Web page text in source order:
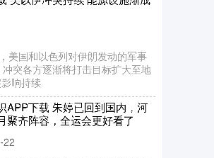
金球奖
国媒体队报独家专访曼城中场拉
]谢尔基：主帅必须和球员相互理
常见传染病护理，新手爸妈
朗里海沿岸港口城市 摧毁多